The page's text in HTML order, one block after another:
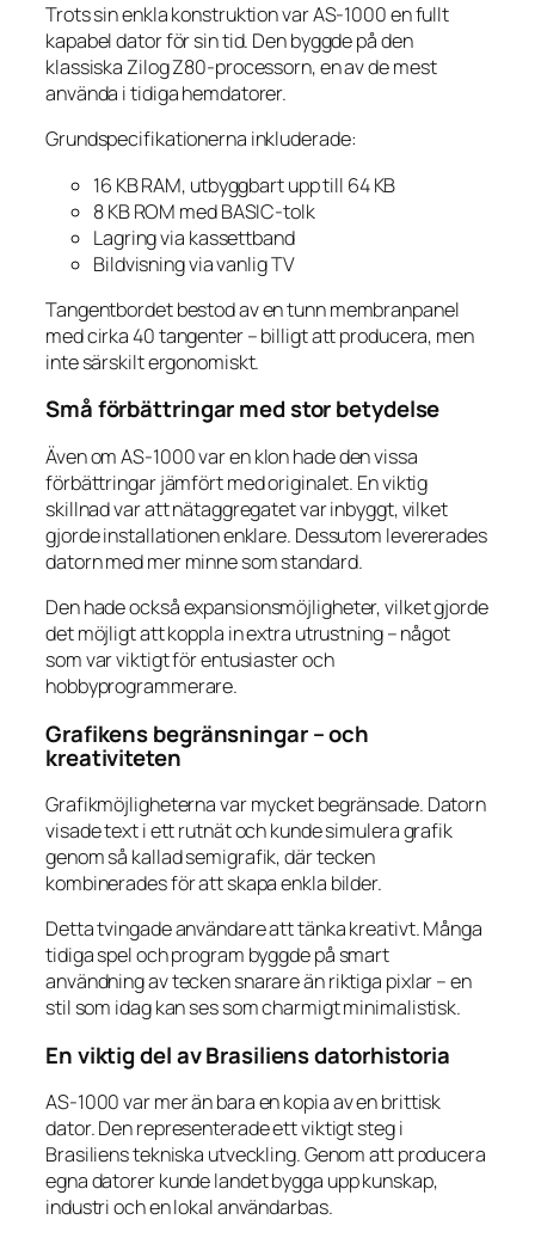
Trots sin enkla konstruktion var AS-1000 en fullt
kapabel dator för sin tid. Den byggde på den
klassiska Zilog Z80-processorn, en av de mest
använda i tidiga hemdatorer.
Grundspecifikationerna inkluderade:
16 KB RAM, utbyggbart upp till 64 KB
8 KB ROM med BASIC-tolk
Lagring via kassettband
Bildvisning via vanlig TV
Tangentbordet bestod av en tunn membranpanel
med cirka 40 tangenter – billigt att producera, men
inte särskilt ergonomiskt.
Små förbättringar med stor betydelse
Även om AS-1000 var en klon hade den vissa
förbättringar jämfört med originalet. En viktig
skillnad var att nätaggregatet var inbyggt, vilket
gjorde installationen enklare. Dessutom levererades
datorn med mer minne som standard.
Den hade också expansionsmöjligheter, vilket gjorde
det möjligt att koppla in extra utrustning – något
som var viktigt för entusiaster och
hobbyprogrammerare.
Grafikens begränsningar – och
kreativiteten
Grafikmöjligheterna var mycket begränsade. Datorn
visade text i ett rutnät och kunde simulera grafik
genom så kallad semigrafik, där tecken
kombinerades för att skapa enkla bilder.
Detta tvingade användare att tänka kreativt. Många
tidiga spel och program byggde på smart
användning av tecken snarare än riktiga pixlar – en
stil som idag kan ses som charmigt minimalistisk.
En viktig del av Brasiliens datorhistoria
AS-1000 var mer än bara en kopia av en brittisk
dator. Den representerade ett viktigt steg i
Brasiliens tekniska utveckling. Genom att producera
egna datorer kunde landet bygga upp kunskap,
industri och en lokal användarbas.